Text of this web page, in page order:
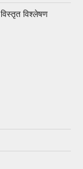
विश्लेषण